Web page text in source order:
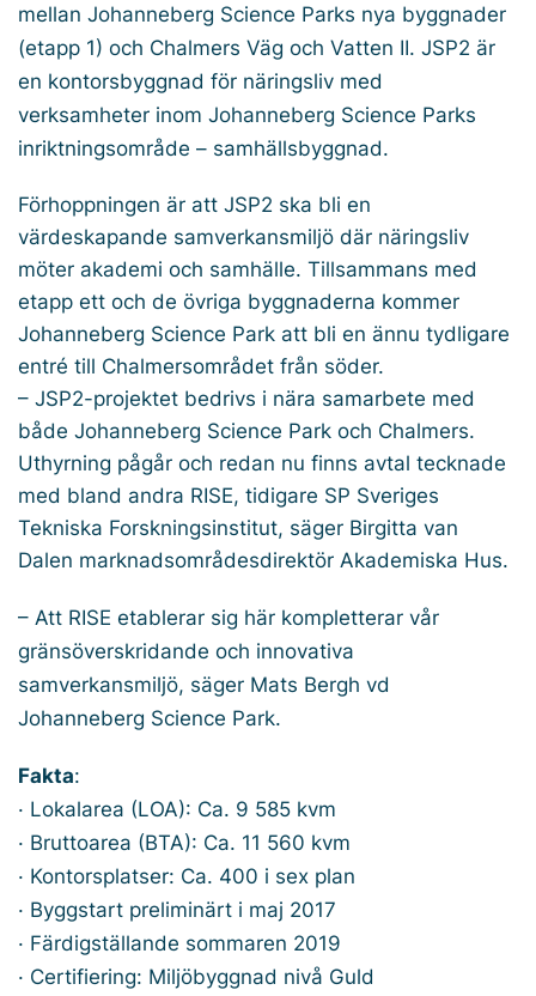
mellan Johanneberg Science Parks nya byggnader
(etapp 1) och Chalmers Väg och Vatten II. JSP2 är
en kontorsbyggnad för näringsliv med
verksamheter inom Johanneberg Science Parks
inriktningsområde – samhällsbyggnad.
Förhoppningen är att JSP2 ska bli en
värdeskapande samverkansmiljö där näringsliv
möter akademi och samhälle. Tillsammans med
etapp ett och de övriga byggnaderna kommer
Johanneberg Science Park att bli en ännu tydligare
entré till Chalmersområdet från söder.
– JSP2-projektet bedrivs i nära samarbete med
både Johanneberg Science Park och Chalmers.
Uthyrning pågår och redan nu finns avtal tecknade
med bland andra RISE, tidigare SP Sveriges
Tekniska Forskningsinstitut, säger Birgitta van
Dalen marknadsområdesdirektör Akademiska Hus.
– Att RISE etablerar sig här kompletterar vår
gränsöverskridande och innovativa
samverkansmiljö, säger Mats Bergh vd
Johanneberg Science Park.
Fakta:
· Lokalarea (LOA): Ca. 9 585 kvm
· Bruttoarea (BTA): Ca. 11 560 kvm
· Kontorsplatser: Ca. 400 i sex plan
· Byggstart preliminärt i maj 2017
· Färdigställande sommaren 2019
· Certifiering: Miljöbyggnad nivå Guld